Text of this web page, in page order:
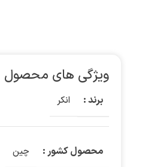
ویژگی های محصول
برند : انکر
محصول کشور : چین